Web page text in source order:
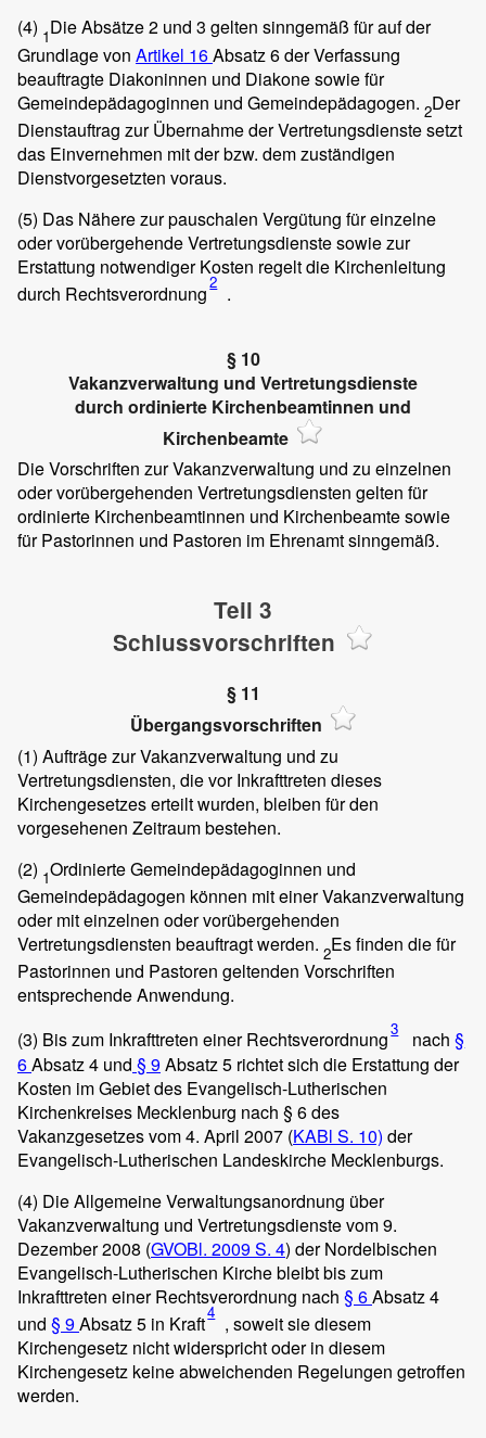
(4) 1Die Absätze 2 und 3 gelten sinngemäß für auf der
Grundlage von Artikel 16Absatz 6 der Verfassung
beauftragte Diakoninnen und Diakone sowie für
Gemeindepädagoginnen und Gemeindepädagogen. 2Der
Dienstauftrag zur Übernahme der Vertretungsdienste setzt
das Einvernehmen mit der bzw. dem zuständigen
Dienstvorgesetzten voraus.
(5) Das Nähere zur pauschalen Vergütung für einzelne
oder vorübergehende Vertretungsdienste sowie zur
Erstattung notwendiger Kosten regelt die Kirchenleitung
durch Rechtsverordnung2 .
§ 10
Vakanzverwaltung und Vertretungsdienste
durch ordinierte Kirchenbeamtinnen und
Kirchenbeamte
Die Vorschriften zur Vakanzverwaltung und zu einzelnen
oder vorübergehenden Vertretungsdiensten gelten für
ordinierte Kirchenbeamtinnen und Kirchenbeamte sowie
für Pastorinnen und Pastoren im Ehrenamt sinngemäß.
Teil 3
Schlussvorschriften
§ 11
Übergangsvorschriften
(1) Aufträge zur Vakanzverwaltung und zu
Vertretungsdiensten, die vor Inkrafttreten dieses
Kirchengesetzes erteilt wurden, bleiben für den
vorgesehenen Zeitraum bestehen.
(2) 1Ordinierte Gemeindepädagoginnen und
Gemeindepädagogen können mit einer Vakanzverwaltung
oder mit einzelnen oder vorübergehenden
Vertretungsdiensten beauftragt werden. 2Es finden die für
Pastorinnen und Pastoren geltenden Vorschriften
entsprechende Anwendung.
(3) Bis zum Inkrafttreten einer Rechtsverordnung3 nach§
6Absatz 4 und § 9Absatz 5 richtet sich die Erstattung der
Kosten im Gebiet des Evangelisch-Lutherischen
Kirchenkreises Mecklenburg nach § 6 des
Vakanzgesetzes vom 4. April 2007 (KABl S. 10) der
Evangelisch-Lutherischen Landeskirche Mecklenburgs.
(4) Die Allgemeine Verwaltungsanordnung über
Vakanzverwaltung und Vertretungsdienste vom 9.
Dezember 2008 (GVOBl. 2009 S. 4) der Nordelbischen
Evangelisch-Lutherischen Kirche bleibt bis zum
Inkrafttreten einer Rechtsverordnung nach § 6Absatz 4
und § 9Absatz 5 in Kraft4 , soweit sie diesem
Kirchengesetz nicht widerspricht oder in diesem
Kirchengesetz keine abweichenden Regelungen getroffen
werden.